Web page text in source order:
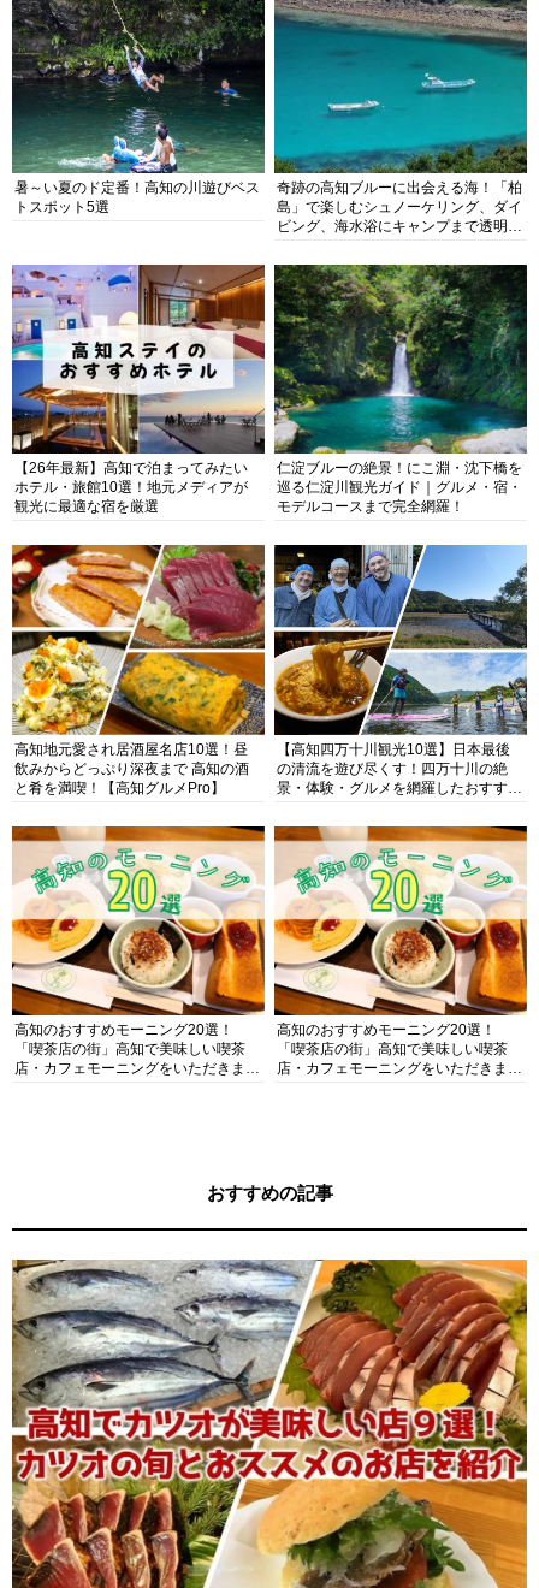
暑～い夏のド定番！高知の川遊びベス
トスポット5選
奇跡の高知ブルーに出会える海！「柏
島」で楽しむシュノーケリング、ダイ
ビング、海水浴にキャンプまで透明度
【26年最新】高知で泊まってみたい
ホテル・旅館10選！地元メディアが
観光に最適な宿を厳選
仁淀ブルーの絶景！にこ淵・沈下橋を
巡る仁淀川観光ガイド｜グルメ・宿・
モデルコースまで完全網羅！
高知地元愛され居酒屋名店10選！昼
飲みからどっぷり深夜まで 高知の酒
と肴を満喫！【高知グルメPro】
【高知四万十川観光10選】日本最後
の清流を遊び尽くす！四万十川の絶
景・体験・グルメを網羅したおすすめ
高知のおすすめモーニング20選！
「喫茶店の街」高知で美味しい喫茶
店・カフェモーニングをいただきま
高知のおすすめモーニング20選！
「喫茶店の街」高知で美味しい喫茶
店・カフェモーニングをいただきま
おすすめの記事